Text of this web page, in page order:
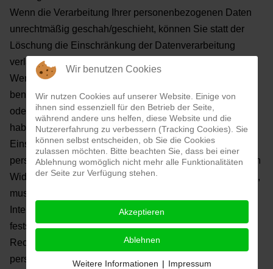
Wenn die Verarbeitung Ihrer personenbezogenen Daten
unrechtmäßig geschah/geschieht, können Sie statt der
Löschung die Einschränkung der Datenverarbeitung
verlangen.
Wenn wir Ihre personenbezogenen Daten nicht mehr
benötigen, Sie sie jedoch zur Ausübung, Verteidigung
oder Geltendmachung von Rechtsansprüchen benötigen,
haben Sie das Recht, statt der Löschung die
Einschränkung der Verarbeitung Ihrer
personenbezogenen Daten zu verlangen.Wenn Sie einen
Widerspruch nach Art. 21 Abs. 1 DSGVO eingelegt haben,
muss eine Abwägung zwischen
Interessen vorgenommen werden. Solange noch nicht
feststeht, wessen Interessenüberwiegen, haben Sie das
Recht, die Einschränkung der Verarbeitung Ihrer
personenbezogenen Daten
zu verlangen.
Wir benutzen Cookies
Wir nutzen Cookies auf unserer Website. Einige von
ihnen sind essenziell für den Betrieb der Seite,
während andere uns helfen, diese Website und die
Nutzererfahrung zu verbessern (Tracking Cookies). Sie
können selbst entscheiden, ob Sie die Cookies
zulassen möchten. Bitte beachten Sie, dass bei einer
Ablehnung womöglich nicht mehr alle Funktionalitäten
der Seite zur Verfügung stehen.
Akzeptieren
Ablehnen
Weitere Informationen | Impressum